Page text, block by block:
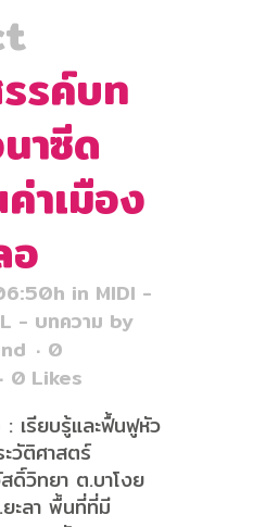
รค์บท
าซีด
าเมือง
อ
in MIDI -
- บทความ by
0
0 Likes
: เรียบรู้และฟื้นฟูหัว
ะวัติศาสตร์
ดิ์วิทยา ต.บาโงย
ะลา พื้นที่ที่มี